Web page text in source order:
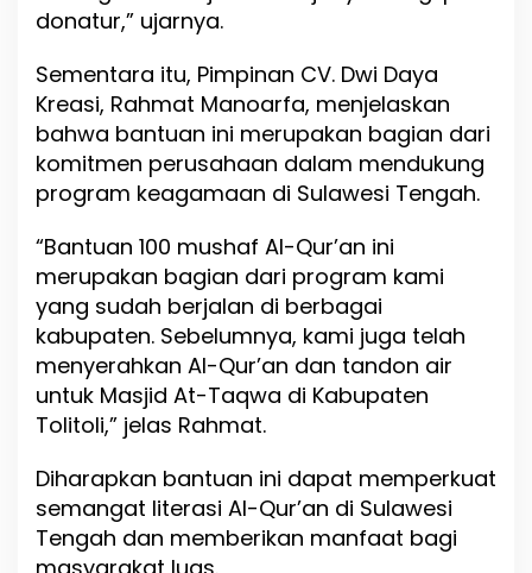
donatur,” ujarnya.
Sementara itu, Pimpinan CV. Dwi Daya
Kreasi, Rahmat Manoarfa, menjelaskan
bahwa bantuan ini merupakan bagian dari
komitmen perusahaan dalam mendukung
program keagamaan di Sulawesi Tengah.
“Bantuan 100 mushaf Al-Qur’an ini
merupakan bagian dari program kami
yang sudah berjalan di berbagai
kabupaten. Sebelumnya, kami juga telah
menyerahkan Al-Qur’an dan tandon air
untuk Masjid At-Taqwa di Kabupaten
Tolitoli,” jelas Rahmat.
Diharapkan bantuan ini dapat memperkuat
semangat literasi Al-Qur’an di Sulawesi
Tengah dan memberikan manfaat bagi